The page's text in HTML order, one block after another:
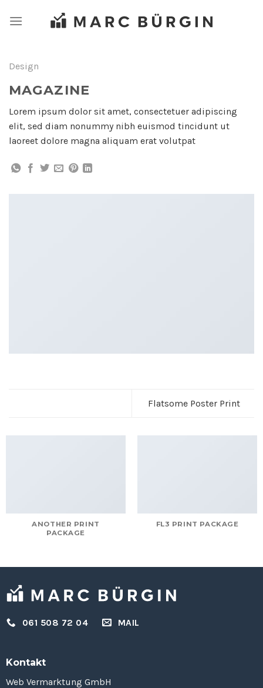
Inhalt
Design
MAGAZINE
Lorem ipsum dolor sit amet, consectetuer adipiscing
elit, sed diam nonummy nibh euismod tincidunt ut
laoreet dolore magna aliquam erat volutpat
Flatsome Poster Print
ANOTHER PRINT
PACKAGE
FL3 PRINT PACKAGE
061 508 72 04 MAIL
Kontakt
Web Vermarktung GmbH